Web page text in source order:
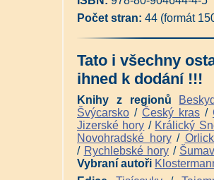
Davídek - Příhody chlapce ze
Davídek - Příhody chlapce ze
Problémy na Šumavě a jiné
Jeřábe, vrať se zpátky zas
Počet stran: 44 (formát
Tato i všechny
ihned k dodání !!!
Knihy z regionů
Švýcarsko / Český kras /
Jizerské hory / Králický
Novohradské hory/
/ Rychlebské hory /
Vybraní autoři